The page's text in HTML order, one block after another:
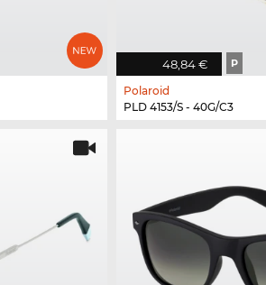
48,84 € P
Polaroid
PLD 4153/S - 40G/C3